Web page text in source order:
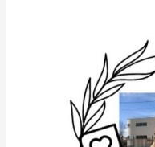
Domínguez